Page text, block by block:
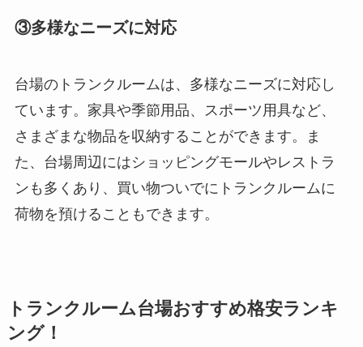
③多様なニーズに対応
台場のトランクルームは、多様なニーズに対応し
ています。家具や季節用品、スポーツ用具など、
さまざまな物品を収納することができます。ま
た、台場周辺にはショッピングモールやレストラ
ンも多くあり、買い物ついでにトランクルームに
荷物を預けることもできます。
トランクルーム台場おすすめ格安ランキ
ング！